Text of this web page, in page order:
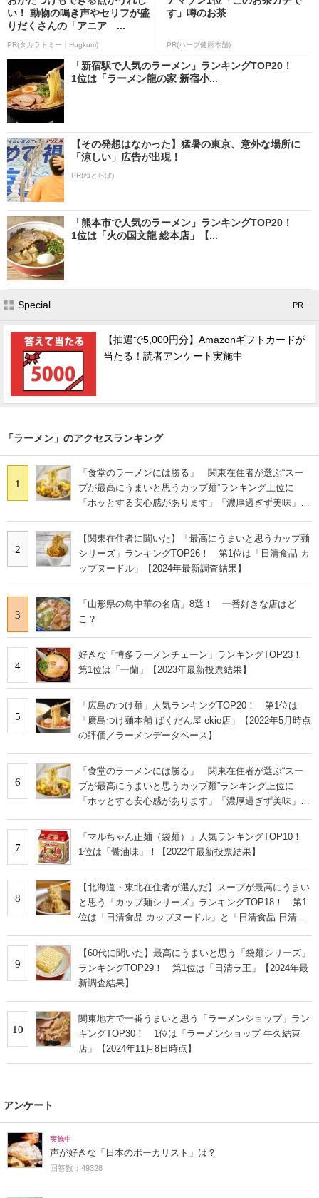
い！ 動物の鳴き声やセリフが盛
りだくさんの「アニア ...
PR(タカラトミー｜Hugkum)
す」噂のお茶
PR(ハーブ健康本舗)
「新宿駅で人気のラーメン」ランキングTOP20！
1位は「ラーメン龍の家 新宿小...
【その発想はなかった】猛暑の東京、意外な場所に
「涼しい」広告が出現！
PR(ねとらぼ)
「熊本市で人気のラーメン」ランキングTOP20！
1位は「火の国文龍 総本店」【...
Special - PR -
【抽選で5,000円分】Amazonギフトカードが
当たる！読者アンケート実施中
「ラーメン」のアクセスランキング
1
「食堂のラーメンには勝る」 関東在住者が選ぶ“スー
プが最高にうまいと思うカップ麺”ランキング上位に
「ホッとする安心感があります」「濃厚過ぎず美味」の
2
【関東在住者に聞いた】「最高にうまいと思うカップ麺
シリーズ」ランキングTOP26！ 第1位は「日清食品 カ
ップヌードル」【2024年最新調査結果】
3
「山形県の鳥中華の名店」8選！ 一番好きな店はど
こ？
4
好きな「博多ラーメンチェーン」ランキングTOP23！
第1位は「一蘭」【2023年最新投票結果】
5
「広島のつけ麺」人気ランキングTOP20！ 第1位は
「廣島つけ麺本舗 ばくだん屋 ekie店」【2022年5月時点
の評価／ラーメンデータベース】
6
「食堂のラーメンには勝る」 関東在住者が選ぶ“スー
プが最高にうまいと思うカップ麺”ランキング上位に
「ホッとする安心感があります」「濃厚過ぎず美味」の
7
「マルちゃん正麺（袋麺）」人気ランキングTOP10！
1位は「醤油味」！【2022年最新投票結果】
8
【北海道・東北在住者が選んだ】スープが最高にうまい
と思う「カップ麺シリーズ」ランキングTOP18！ 第1
位は「日清食品 カップヌードル」と「日清食品 日清ラ
9
【60代に聞いた】最高にうまいと思う「袋麺シリーズ」
ランキングTOP29！ 第1位は「日清ラ王」【2024年最
新調査結果】
10
関東地方で一番うまいと思う「ラーメンショップ」ラン
キングTOP30！ 1位は「ラーメンショップ 牛久結束
店」【2024年11月8日時点】
アンケート
実施中
声が好きな「日本のボーカリスト」は？
回答数：49328